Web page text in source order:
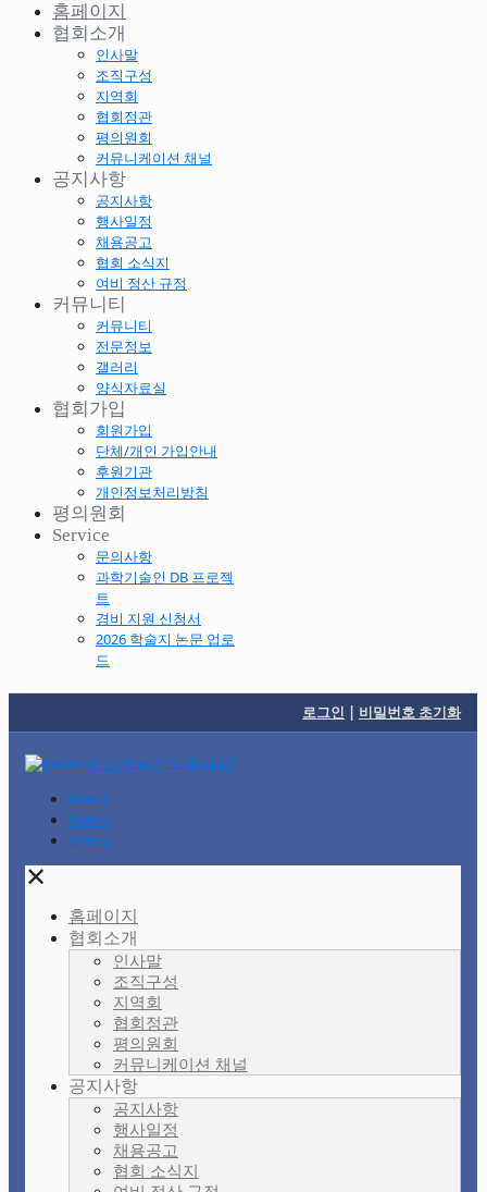
홈페이지
협회소개
인사말
조직구성
지역회
협회정관
평의원회
커뮤니케이션 채널
공지사항
공지사항
행사일정
채용공고
협회 소식지
여비 정산 규정
커뮤니티
커뮤니티
전문정보
갤러리
양식자료실
협회가입
회원가입
단체/개인 가입안내
후원기관
개인정보처리방침
평의원회
Service
문의사항
과학기술인 DB 프로젝
트
경비 지원 신청서
2026 학술지 논문 업로
드
로그인 | 비밀번호 초기화
Item 1
Item 2
Item 3
✕
홈페이지
협회소개
인사말
조직구성
지역회
협회정관
평의원회
커뮤니케이션 채널
공지사항
공지사항
행사일정
채용공고
협회 소식지